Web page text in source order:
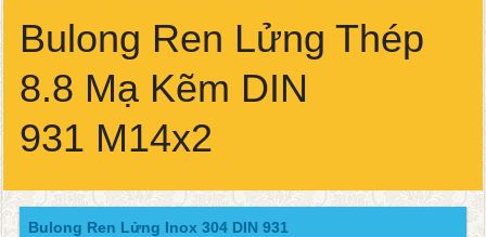
Bulong Ren Lửng Thép
8.8 Mạ Kẽm DIN
931 M14x2
Bulong Ren Lửng Inox 304 DIN 931